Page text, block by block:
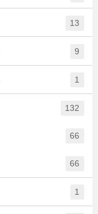
13
9
1
132
66
66
1